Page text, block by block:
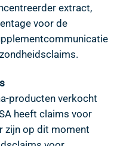
extract,
voor de
producten verkocht
heeft claims voor
zijn op dit moment